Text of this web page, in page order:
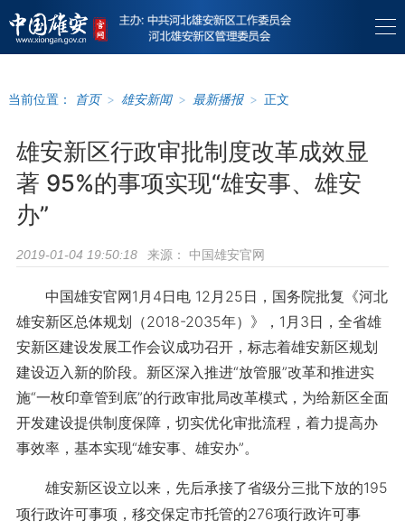
当前位置： 首页 > 雄安新闻 > 最新播报 > 正文
雄安新区行政审批制度改革成效显
著 95%的事项实现“雄安事、雄安
办”
2019-01-04 19:50:18 来源： 中国雄安官网
中国雄安官网1月4日电 12月25日，国务院批复《河北
雄安新区总体规划（2018-2035年）》，1月3日，全省雄
安新区建设发展工作会议成功召开，标志着雄安新区规划
建设迈入新的阶段。新区深入推进“放管服”改革和推进实
施“一枚印章管到底”的行政审批局改革模式，为给新区全面
开发建设提供制度保障，切实优化审批流程，着力提高办
事效率，基本实现“雄安事、雄安办”。
雄安新区设立以来，先后承接了省级分三批下放的195
项行政许可事项，移交保定市托管的276项行政许可事